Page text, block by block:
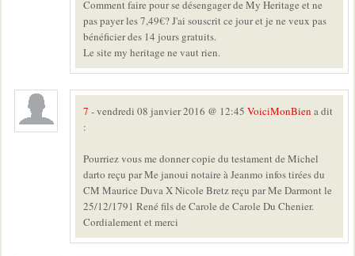
Comment faire pour se désengager de My Heritage et ne
pas payer les 7,49€? J'ai souscrit ce jour et je ne veux pas
bénéficier des 14 jours gratuits.
Le site my heritage ne vaut rien.
7 - vendredi 08 janvier 2016 @ 12:45 VoiciMonBien a dit
:
Pourriez vous me donner copie du testament de Michel
darto reçu par Me janoui notaire à Jeanmo infos tirées du
CM Maurice Duva X Nicole Bretz reçu par Me Darmont le
25/12/1791 René fils de Carole de Carole Du Chenier.
Cordialement et merci